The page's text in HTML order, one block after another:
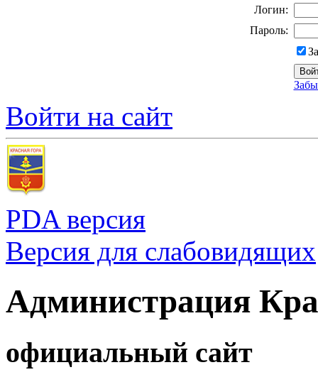
Логин:
Пароль:
Войти на сайт
PDA версия
Версия для слабовидящих
Администрация
официальный сайт